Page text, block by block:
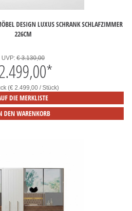
DESIGN LUXUS SCHRANK SCHLAFZIMMER
226CM
UVP:€ 3.130,00
*
(€ 2.499,00 / Stück)
DIE MERKLISTE
DEN WARENKORB